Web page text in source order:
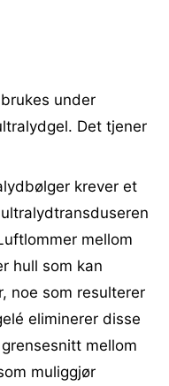
under
Det tjener
krever et
mellom
hull som kan
noe som resulterer
eliminerer disse
mellom
muliggjør